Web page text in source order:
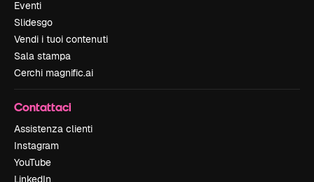
Eventi
Slidesgo
Vendi i tuoi contenuti
Sala stampa
Cerchi magnific.ai
Contattaci
Assistenza clienti
Instagram
YouTube
LinkedIn